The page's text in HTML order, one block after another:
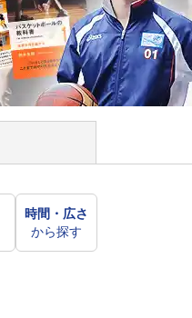
時間・広さ
から探す